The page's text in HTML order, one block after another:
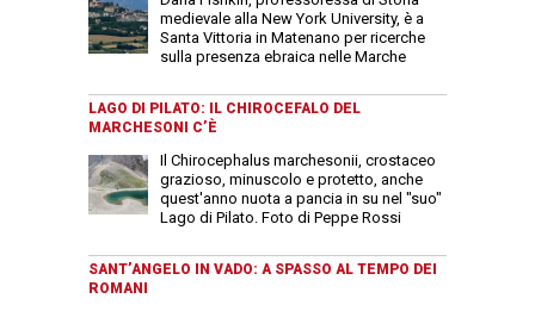
medievale alla New York University, è a
Santa Vittoria in Matenano per ricerche
sulla presenza ebraica nelle Marche
LAGO DI PILATO: IL CHIROCEFALO DEL
MARCHESONI C’È
Il Chirocephalus marchesonii, crostaceo
grazioso, minuscolo e protetto, anche
quest'anno nuota a pancia in su nel "suo"
Lago di Pilato. Foto di Peppe Rossi
SANT’ANGELO IN VADO: A SPASSO AL TEMPO DEI
ROMANI